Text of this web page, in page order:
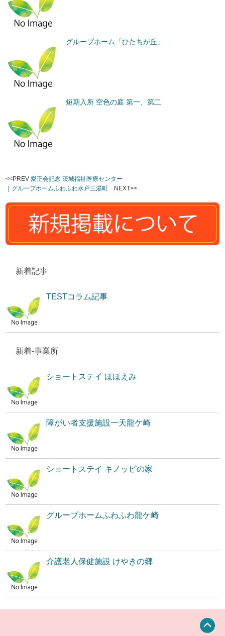
グループホーム「ひたちが丘」
短期入所 空色の庭 第一、第二
<<PREV愛正会記念 茨城福祉医療センター
｜ グループホームふわふわ水戸三湯町 NEXT>>
新着記事
TESTコラム記事
新着-事業所
ショートステイ ほほえみ
障がい者支援施設一天龍ケ崎
ショートステイ キノッピの家
グループホームふわふわ龍ケ崎
介護老人保健施設 けやきの郷